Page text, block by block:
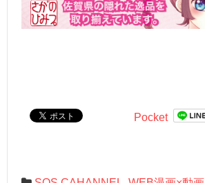
Pocket